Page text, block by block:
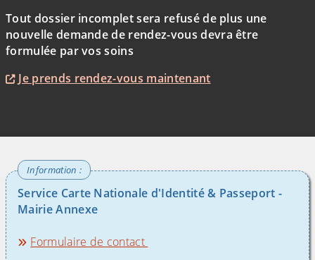
Tout dossier incomplet sera refusé de plus une
nouvelle demande de rendez-vous devra être
formulée par vos soins
Je prends rendez-vous maintenant
Service Carte Nationale d'Identité & Passeport -
Mairie Annexe
Formulaire de contact